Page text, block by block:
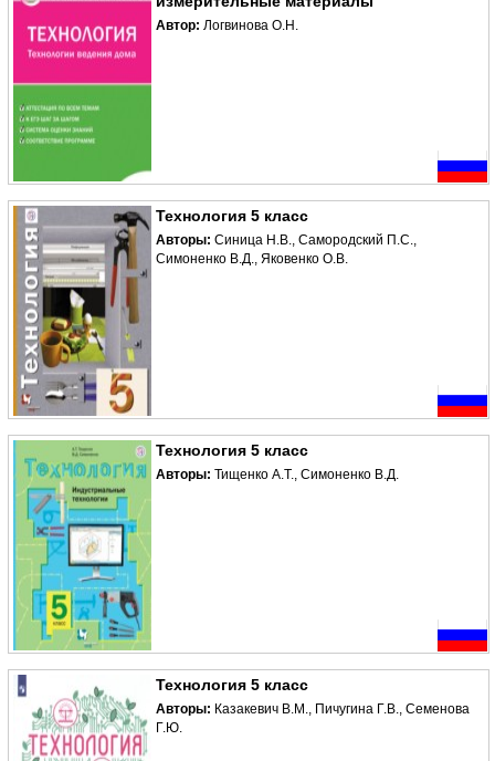
Автор: Логвинова О.Н.
Технология 5 класс
Авторы: Синица Н.В., Самородский П.С.,
Симоненко В.Д., Яковенко О.В.
Технология 5 класс
Авторы: Тищенко А.Т., Симоненко В.Д.
Технология 5 класс
Авторы: Казакевич В.М., Пичугина Г.В., Семенова
Г.Ю.